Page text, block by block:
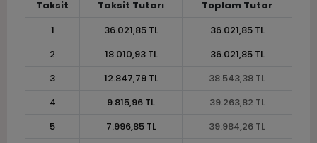
Taksit Taksit Tutarı
Toplam Tutar
1
36.021,85 TL
36.021,85 TL
2
18.010,93 TL
36.021,85 TL
3
12.847,79 TL
38.543,38 TL
4
9.815,96 TL
39.263,82 TL
5
7.996,85 TL
39.984,26 TL